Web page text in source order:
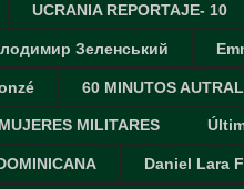
UCRANIA REPORTAJE- 10
Зеленський
60 MINUTOS
MUJERES MILITARES
Daniel Lara